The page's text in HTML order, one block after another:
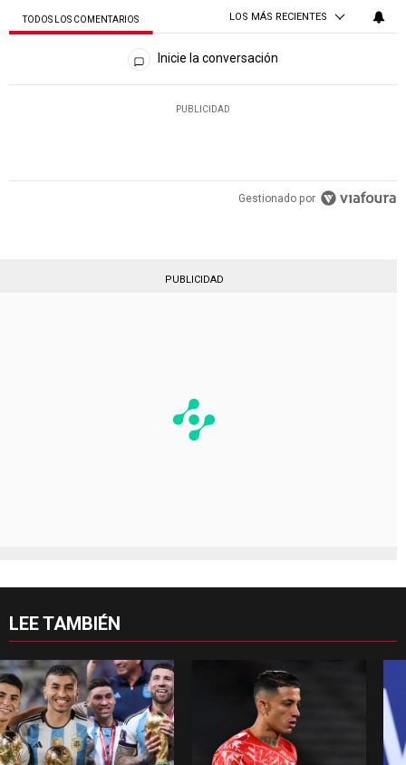
TODOS LOS COMENTARIOS LOS MÁS RECIENTES
Todos los comentarios
Inicie la conversación
PUBLICIDAD
Gestionado por
PUBLICIDAD
LEE TAMBIÉN